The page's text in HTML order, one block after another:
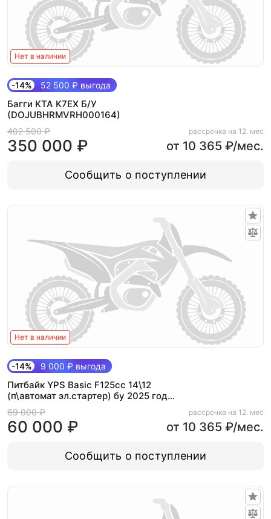
Нет в наличии
-14% 52 500 ₽ выгода
Багги KTA K7EX Б/У
(DOJUBHRMVRH000164)
402 500 ₽
350 000 ₽
рассрочка на 12. мес
от 10 365 ₽/мес.
Сообщить о поступлении
Нет в наличии
-14% 9 000 ₽ выгода
Питбайк YPS Basic F125cc 14\12
(п\автомат эл.стартер) бу 2025 год
пробег 23 мч
69 000 ₽
60 000 ₽
рассрочка на 12. мес
от 10 365 ₽/мес.
Сообщить о поступлении